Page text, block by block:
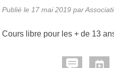
Publié le 17 mai 2019 par
Cours libre pour les + de 13